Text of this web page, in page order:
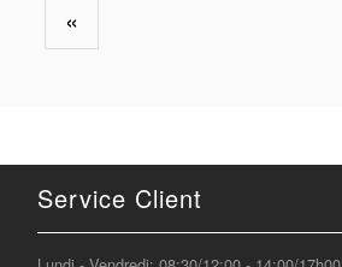
«
Service Client